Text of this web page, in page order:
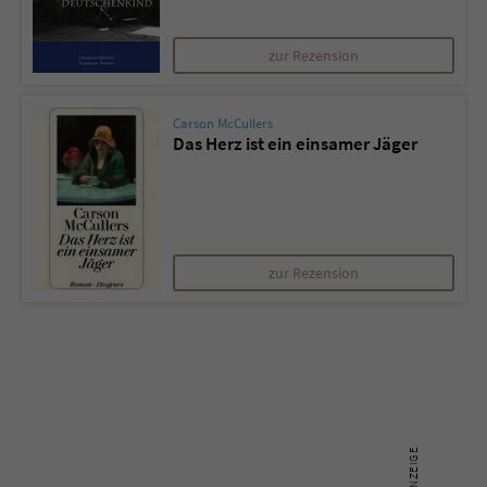
zur Rezension
Carson McCullers
Das Herz ist ein einsamer Jäger
zur Rezension